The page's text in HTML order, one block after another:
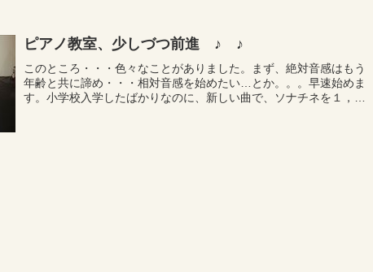
ピアノ教室、少しづつ前進 ♪ ♪
このところ・・・色々なことがありました。まず、絶対音感はもう
年齢と共に諦め・・・相対音感を始めたい…とか。。。早速始めま
す。小学校入学したばかりなのに、新しい曲で、ソナチネを１，